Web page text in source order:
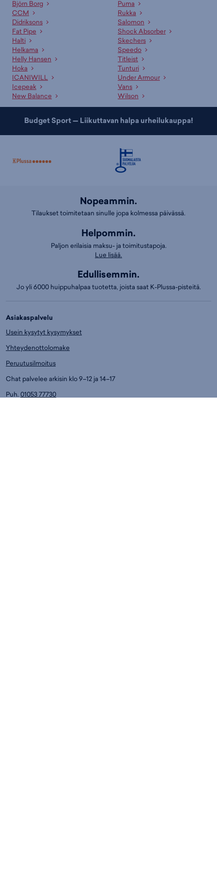
Asiakaspalvelumme ja myyjämme auttavat oikean tuotteen
valinnassa
Ammattitaitoinen asiakaspalvelumme sekä kauppojemme
asiantuntevat myyjät palvelevat sinua mielellään sopivan tuotteen ja
koon etsinnässä. Lisäksi meillä on useille tuotteille erinomaiset
valintaoppaat
, jotka auttavat sopivan tuotteen valinnassa. Tutustu
myös kategorioihimme
lasten jalkapallokengät,lasten sisäpelikengät
jalasten koripallokengät
Björn Borg
CCM
Didriksons
Fat Pipe
Halti
Helkama
Helly Hansen
Hoka
ICANIWILL
Icepeak
New Balance
Puma
Rukka
Salomon
Shock Absorber
Skechers
Speedo
Titleist
Tunturi
Under Armour
Vans
Wilson
Budget Sport — Liikuttavan halpa urheilukauppa!
Nopeammin.
Tilaukset toimitetaan sinulle jopa kolmessa päivässä.
Helpommin.
Paljon erilaisia maksu- ja toimitustapoja.
Lue lisää.
Edullisemmin.
Jo yli 6000 huippuhalpaa tuotetta, joista saat K-Plussa-pisteitä.
Asiakaspalvelu
Usein kysytyt kysymykset
Yhteydenottolomake
Peruutusilmoitus
Chat palvelee arkisin klo 9–12 ja 14–17
Puh. 01053 77730